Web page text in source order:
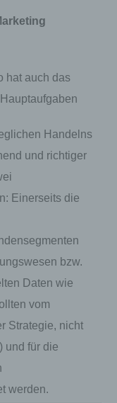
hat auch das
Handelns
und richtiger
Einerseits die
bzw.
Daten wie
vom
Strategie, nicht
und für die
werden.